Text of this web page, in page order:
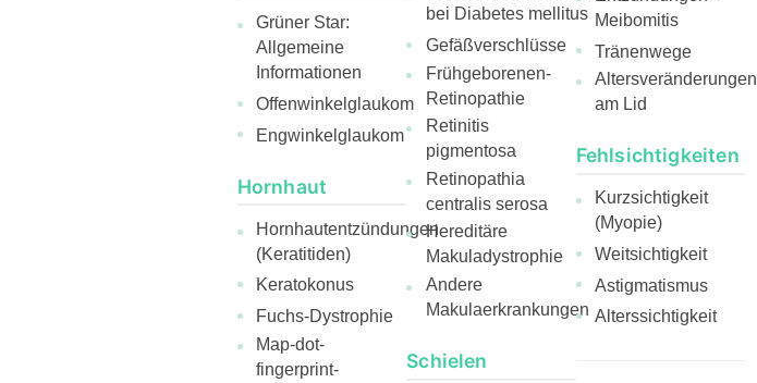
Grüner Star:
Allgemeine
Informationen
Offenwinkelglaukom
Engwinkelglaukom
Hornhaut
Hornhautentzündungen
(Keratitiden)
Keratokonus
Fuchs-Dystrophie
Map-dot-
fingerprint-
bei Diabetes mellitus
Gefäßverschlüsse
Frühgeborenen-
Retinopathie
Retinitis
pigmentosa
Retinopathia
centralis serosa
Hereditäre
Makuladystrophie
Andere
Makulaerkrankungen
Schielen
Meibomitis
Tränenwege
Altersveränderungen
am Lid
Fehlsichtigkeiten
Kurzsichtigkeit
(Myopie)
Weitsichtigkeit
Astigmatismus
Alterssichtigkeit